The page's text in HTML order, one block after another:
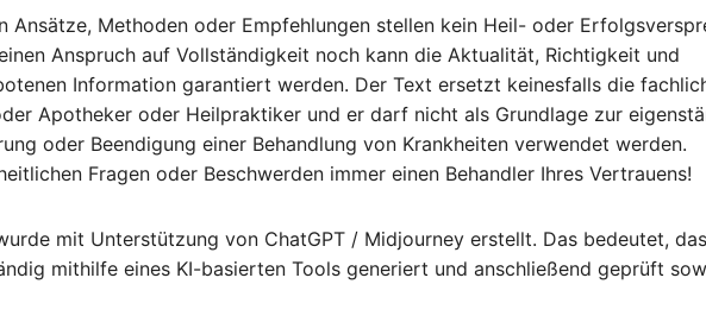
Ansätze, Methoden oder Empfehlungen stellen kein Heil- oder
Anspruch auf Vollständigkeit noch kann die Aktualität, Richtigkeit und
Information garantiert werden. Der Text ersetzt keinesfalls die
Apotheker oder Heilpraktiker und er darf nicht als Grundlage zur
oder Beendigung einer Behandlung von Krankheiten verwendet werden.
Fragen oder Beschwerden immer einen Behandler Ihres Vertrauens!
mit Unterstützung von ChatGPT / Midjourney erstellt. Das bedeutet,
mithilfe eines KI-basierten Tools generiert und anschließend geprüft